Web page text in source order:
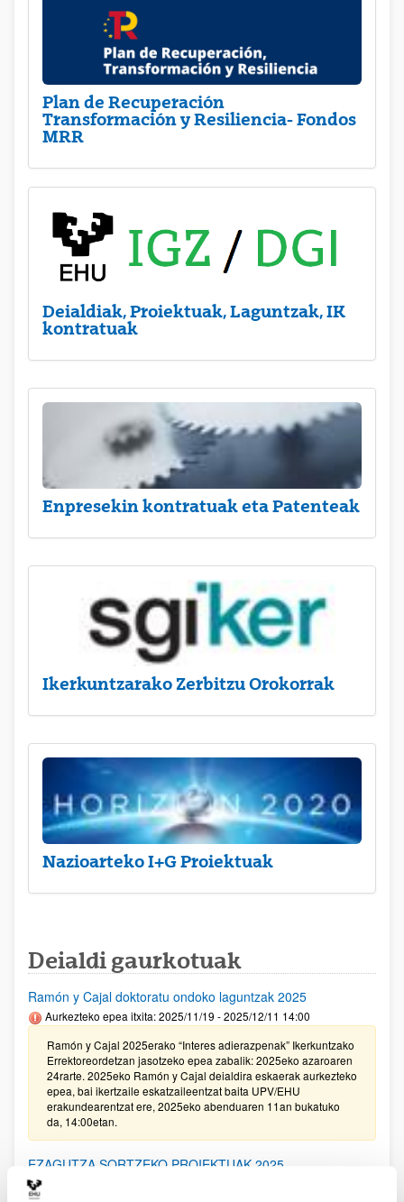
Plan de Recuperación
Transformación y Resiliencia- Fondos
MRR
Deialdiak, Proiektuak, Laguntzak, IK
kontratuak
Enpresekin kontratuak eta Patenteak
Ikerkuntzarako Zerbitzu Orokorrak
Nazioarteko I+G Proiektuak
Deialdi gaurkotuak
Ramón y Cajal doktoratu ondoko laguntzak 2025
Aurkezteko epea itxita: 2025/11/19 - 2025/12/11 14:00
Ramón y Cajal 2025erako “Interes adierazpenak” Ikerkuntzako
Errektoreordetzan jasotzeko epea zabalik: 2025eko azaroaren
24rarte. 2025eko Ramón y Cajal deialdira eskaerak aurkezteko
epea, bai ikertzaile eskatzaileentzat baita UPV/EHU
erakundearentzat ere, 2025eko abenduaren 11an bukatuko
da, 14:00etan.
EZAGUTZA SORTZEKO PROIEKTUAK 2025